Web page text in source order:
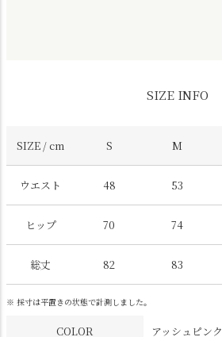
SIZE INFO
SIZE / cm S M
ウエスト 48 53
ヒップ 70 74
総丈 82 83
※ 採寸は平置きの状態で計測しました。
COLOR アッシュピンク